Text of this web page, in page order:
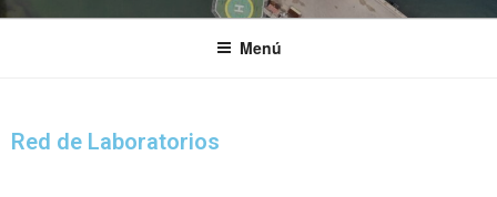
Menú
Red de Laboratorios